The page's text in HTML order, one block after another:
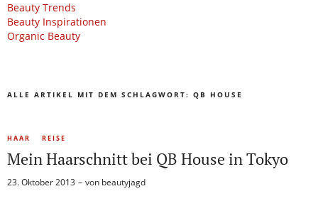
Beauty Trends
Beauty Inspirationen
Organic Beauty
ALLE ARTIKEL MIT DEM SCHLAGWORT: QB HOUSE
HAAR REISE
Mein Haarschnitt bei QB House in Tokyo
23. Oktober 2013 von beautyjagd